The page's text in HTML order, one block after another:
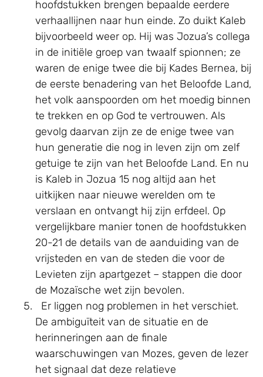
hoofdstukken brengen bepaalde eerdere
verhaallijnen naar hun einde. Zo duikt Kaleb
bijvoorbeeld weer op. Hij was Jozua’s collega
in de initiële groep van twaalf spionnen; ze
waren de enige twee die bij Kades Bernea, bij
de eerste benadering van het Beloofde Land,
het volk aanspoorden om het moedig binnen
te trekken en op God te vertrouwen. Als
gevolg daarvan zijn ze de enige twee van
hun generatie die nog in leven zijn om zelf
getuige te zijn van het Beloofde Land. En nu
is Kaleb in Jozua 15 nog altijd aan het
uitkijken naar nieuwe werelden om te
verslaan en ontvangt hij zijn erfdeel. Op
vergelijkbare manier tonen de hoofdstukken
20-21 de details van de aanduiding van de
vrijsteden en van de steden die voor de
Levieten zijn apartgezet – stappen die door
de Mozaïsche wet zijn bevolen.
Er liggen nog problemen in het verschiet.
De ambiguïteit van de situatie en de
herinneringen aan de finale
waarschuwingen van Mozes, geven de lezer
het signaal dat deze relatieve